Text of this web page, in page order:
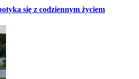
się z codziennym życiem